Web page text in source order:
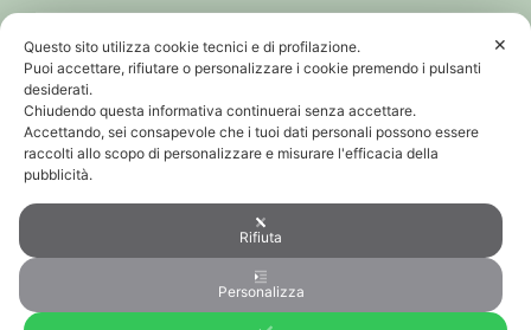
BEETLE E DINTORNI
CONTATTI
PRIVACY & COOKIE
PERSONAL DATA POLICY
✕
Questo sito utilizza cookie tecnici e di profilazione.
Puoi accettare, rifiutare o personalizzare i cookie premendo i pulsanti
desiderati.
Chiudendo questa informativa continuerai senza accettare.
Accettando, sei consapevole che i tuoi dati personali possono essere
raccolti allo scopo di personalizzare e misurare l'efficacia della
pubblicità.
Rifiuta
Personalizza